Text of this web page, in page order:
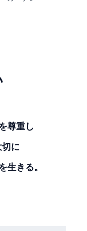
尊重し
切に
生きる。